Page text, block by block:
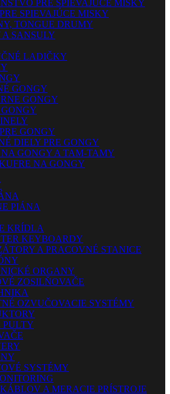
PRE SPIEVAJÚCE MISKY
SPIEVAJÚCE MISKY
TONGUE DRUMY
SANSULY
LADIČKY
GONGY
GONGY
GONGY
DIELY PRE GONGY
NA GONGY A TAM-TAMY
NA GONGY
PIÁNA
KRÍDLA
KEYBOARDY
A PRACOVNÉ STANICE
ORGANY
ZOSILŇOVAČE
OZVUČOVACIE SYSTÉMY
SYSTÉMY
A MERACIE PRÍSTROJE